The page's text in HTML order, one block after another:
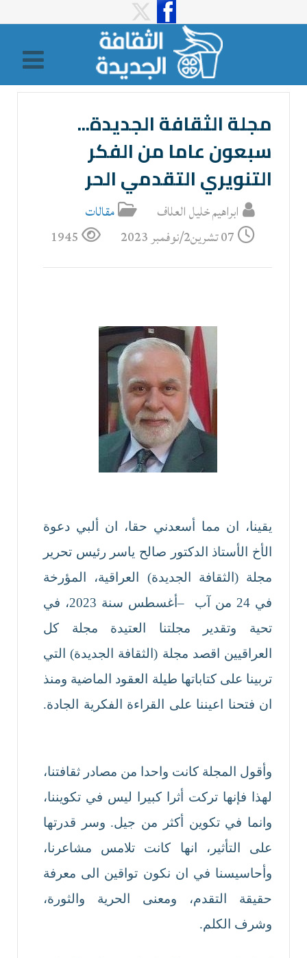
مجلة الثقافة الجديدة...
سبعون عاما من الفكر
التنويري التقدمي الحر
ابراهيم خليل العلاف
مقالات
07 تشرين2/نوفمبر 2023
1945
يقينا، ان مما أسعدني حقا، ان ألبي دعوة
الأخ الأستاذ الدكتور صالح ياسر رئيس تحرير
مجلة (الثقافة الجديدة) العراقية، المؤرخة
في 24 من آب –أغسطس سنة 2023، في
تحية وتقدير مجلتنا العتيدة مجلة كل
العراقيين اقصد مجلة (الثقافة الجديدة) التي
تربينا على كتاباتها طيلة العقود الماضية ومنذ
ان فتحنا اعيننا على القراءة الفكرية الجادة.
وأقول المجلة كانت واحدا من مصادر ثقافتنا،
لهذا فإنها تركت أثرا كبيرا ليس في تكويننا،
وانما في تكوين أكثر من جيل. وسر قدرتها
على التأثير، انها كانت تلامس مشاعرنا،
وأحاسيسنا في ان نكون تواقين الى معرفة
حقيقة التقدم، ومعنى الحرية والثورة،
وشرف الكلم.